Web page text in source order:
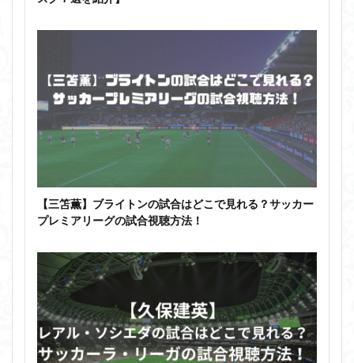
【三笘薫】ブライトンの試合はどこで見れる？サッカー
プレミアリーグの試合視聴方法！